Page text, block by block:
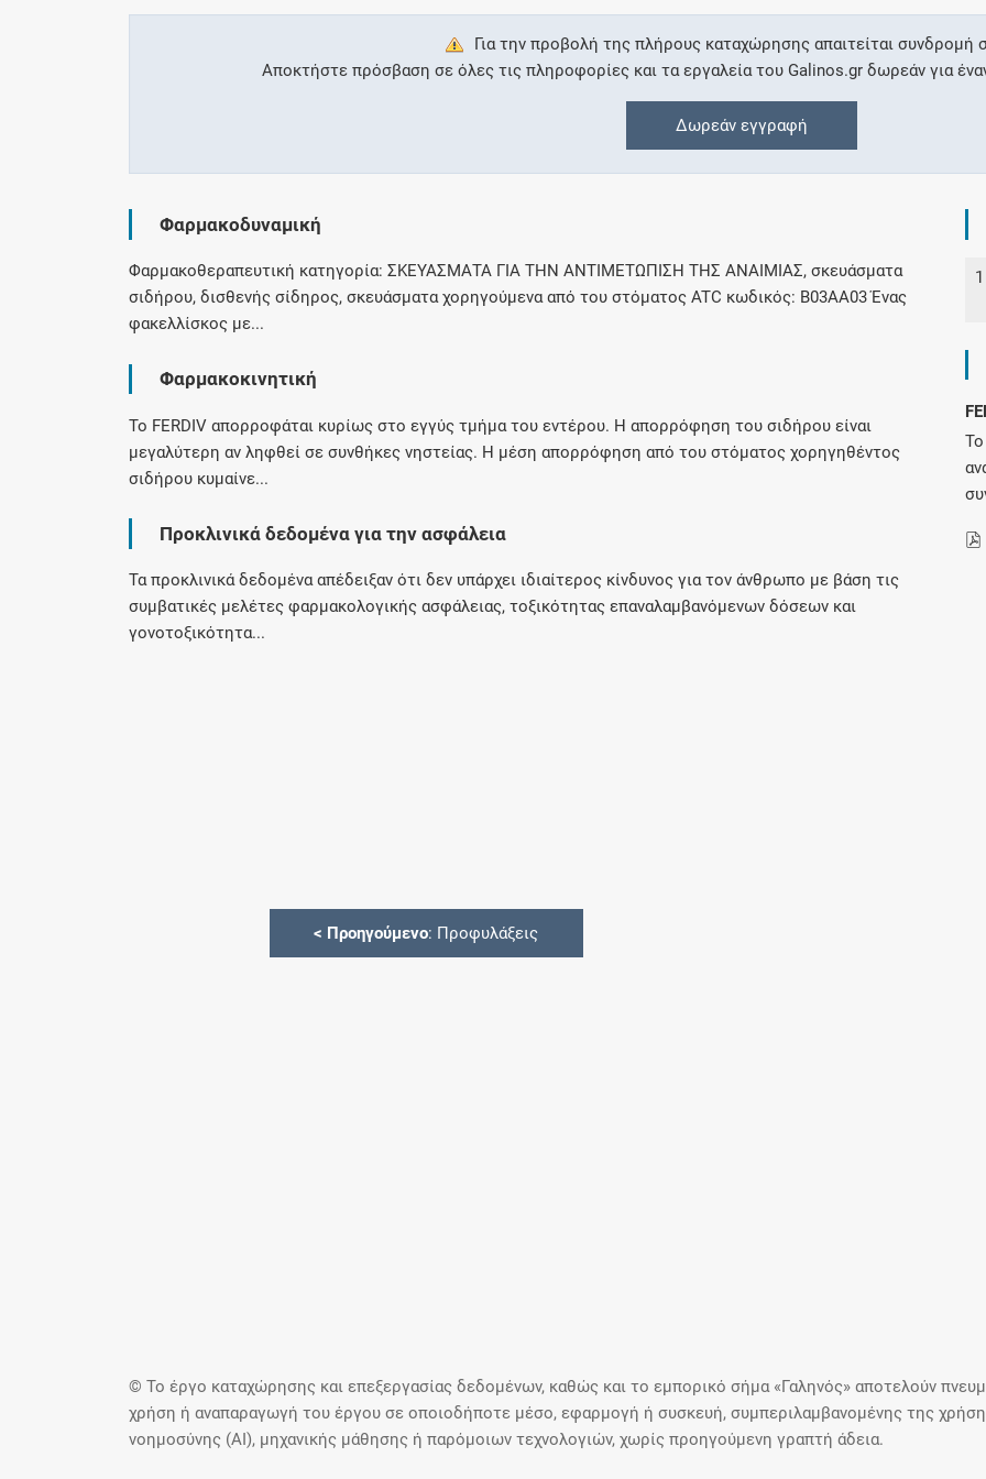
Συνδρομές
Μάθετε περισσότερα για τα οφέλη και τις
επιπλέον παροχές των συνδρομητικών
Ενδείξεις και αγωγές
Γνωρίζατε ότι...
Για την προβολή της πλήρους καταχώρησης απαιτείται συνδρομή
Αποκτήστε πρόσβαση σε όλες τις πληροφορίες και τα εργαλεία του Galinos.gr δωρεάν για
Δωρεάν εγγραφή
Φαρμακοδυναμική
Φαρμακοθεραπευτική κατηγορία: ΣΚΕΥΑΣΜΑΤΑ ΓΙΑ ΤΗΝ ΑΝΤΙΜΕΤΩΠΙΣΗ ΤΗΣ ΑΝΑΙΜΙΑΣ, σκευάσματα
σιδήρου, δισθενής σίδηρος, σκευάσματα χορηγούμενα από του στόματος ATC κωδικός: B03AA03 Ένας
φακελλίσκος με...
Φαρμακοκινητική
Το FERDIV απορροφάται κυρίως στο εγγύς τμήμα του εντέρου. H απορρόφηση του σιδήρου είναι
μεγαλύτερη αν ληφθεί σε συνθήκες νηστείας. Η μέση απορρόφηση από του στόματος χορηγηθέντος
σιδήρου κυμαίνε...
Προκλινικά δεδομένα για την ασφάλεια
Τα προκλινικά δεδομένα απέδειξαν ότι δεν υπάρχει ιδιαίτερος κίνδυνος για τον άνθρωπο με βάση τις
συμβατικές μελέτες φαρμακολογικής ασφάλειας, τοξικότητας επαναλαμβανόμενων δόσεων και
γονοτοξικότητα...
1
< Προηγούμενο: Προφυλάξεις
© Το έργο καταχώρησης και επεξεργασίας δεδομένων, καθώς και το εμπορικό σήμα «Γαληνός» αποτελούν
χρήση ή αναπαραγωγή του έργου σε οποιοδήποτε μέσο, εφαρμογή ή συσκευή, συμπεριλαμβανομένης της
νοημοσύνης (AI), μηχανικής μάθησης ή παρόμοιων τεχνολογιών, χωρίς προηγούμενη γραπτή άδεια.